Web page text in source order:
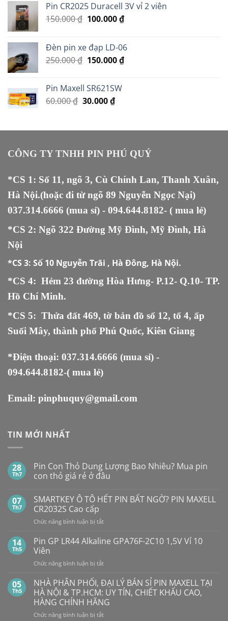
Pin CR2025 Duracell 3V vỉ 2 viên
150.000₫ Giá
150.000 ₫.
100.000₫Giá
là:
100.000 ₫.
Đèn pin xe đạp LD-06
250.000₫ Giá
250.000 ₫.
150.000₫Giá
Pin Maxell SR621SW
60.000₫ Giá
60.000 ₫.
30.000₫Giá
là:
CÔNG TY TNHH PIN PHÚ QUÝ
*CS 1: Số 11, ngõ 3, Cù Chính Lan, Thanh Xuân,
Hà Nội.(hoặc đi từ ngõ 89 Nguyễn Ngọc Nại)
037.314.6666 (mua sỉ) - 094.644.8182- ( mua lẻ)
*CS 2: Ngõ 322 Đường Mỹ Đình, Mỹ Đình, Hà
Nội
*CS 3: Số 10 Nguyễn Trãi , Hà Đông, Hà Nội.
*CS 4: Hẻm 23 đường Hòa Hưng- P.12- Q.10- TP.
Hồ Chí Minh.
*CS 5: Thửa đất 469, tờ bản đồ số 12, tổ 4, ấp
Suối Mây, thành phố Phú Quốc, Kiên Giang
*Điện thoại: 037.314.6666 (mua sỉ) -
094.644.8182-( mua lẻ)
Email: pinphuquy@gmail.com
TIN MỚI NHẤT
28
Th7
Pin Con Thỏ Dung Lượng Bao Nhiêu? Mua pin
con thỏ giá rẻ ở đâu
bình
luận
ở
Pin
Con
Dung
Lượng
Bao
Nhiêu?
Mua
con
thỏ
giá
rẻ
ở
đâu
07
Th7
SMARTKEY Ô TÔ HẾT PIN BẤT NGỜ? PIN MAXELL
CR2032S Cao cấp
Chức năng bình luận bị tắtở
Ô
PIN
NGỜ?
PIN
MAXELL
CR2032S Cao
cấp
14
Th5
Pin GP LR44 Alkaline GPA76F-2C10 1,5V Vỉ 10
Viên
Chức năng bình luận bị tắtở
GP
LR44
Alkaline
GPA76F-
2C10
05
Th5
NHÀ PHÂN PHỐI, ĐẠI LÝ BÁN SỈ PIN MAXELL TẠI
HÀ NỘI & TP.HCM: UY TÍN, CHIẾT KHẤU CAO,
HÀNG CHÍNH HÃNG
Chức năng bình luận bị tắtở